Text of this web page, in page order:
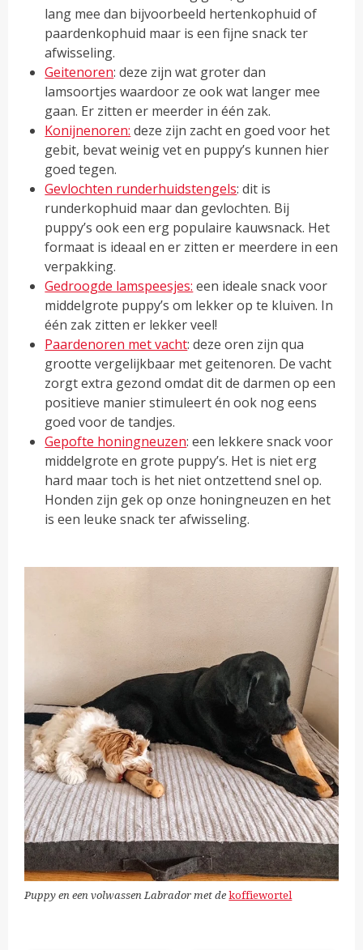
lang mee dan bijvoorbeeld hertenkophuid of
paardenkophuid maar is een fijne snack ter
afwisseling.
Geitenoren: deze zijn wat groter dan
lamsoortjes waardoor ze ook wat langer mee
gaan. Er zitten er meerder in één zak.
Konijnenoren: deze zijn zacht en goed voor het
gebit, bevat weinig vet en puppy’s kunnen hier
goed tegen.
Gevlochten runderhuidstengels: dit is
runderkophuid maar dan gevlochten. Bij
puppy’s ook een erg populaire kauwsnack. Het
formaat is ideaal en er zitten er meerdere in een
verpakking.
Gedroogde lamspeesjes: een ideale snack voor
middelgrote puppy’s om lekker op te kluiven. In
één zak zitten er lekker veel!
Paardenoren met vacht: deze oren zijn qua
grootte vergelijkbaar met geitenoren. De vacht
zorgt extra gezond omdat dit de darmen op een
positieve manier stimuleert én ook nog eens
goed voor de tandjes.
Gepofte honingneuzen: een lekkere snack voor
middelgrote en grote puppy’s. Het is niet erg
hard maar toch is het niet ontzettend snel op.
Honden zijn gek op onze honingneuzen en het
is een leuke snack ter afwisseling.
Puppy en een volwassen Labrador met dekoffiewortel